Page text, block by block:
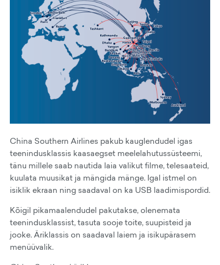
China Southern Airlines pakub kauglendudel igas
teenindusklassis kaasaegset meelelahutussüsteemi,
tänu millele saab nautida laia valikut filme, telesaateid,
kuulata muusikat ja mängida mänge. Igal istmel on
isiklik ekraan ning saadaval on ka USB laadimispordid.
Kõigil pikamaalendudel pakutakse, olenemata
teenindusklassist, tasuta sooje toite, suupisteid ja
jooke. Äriklassis on saadaval laiem ja isikupärasem
menüüvalik.